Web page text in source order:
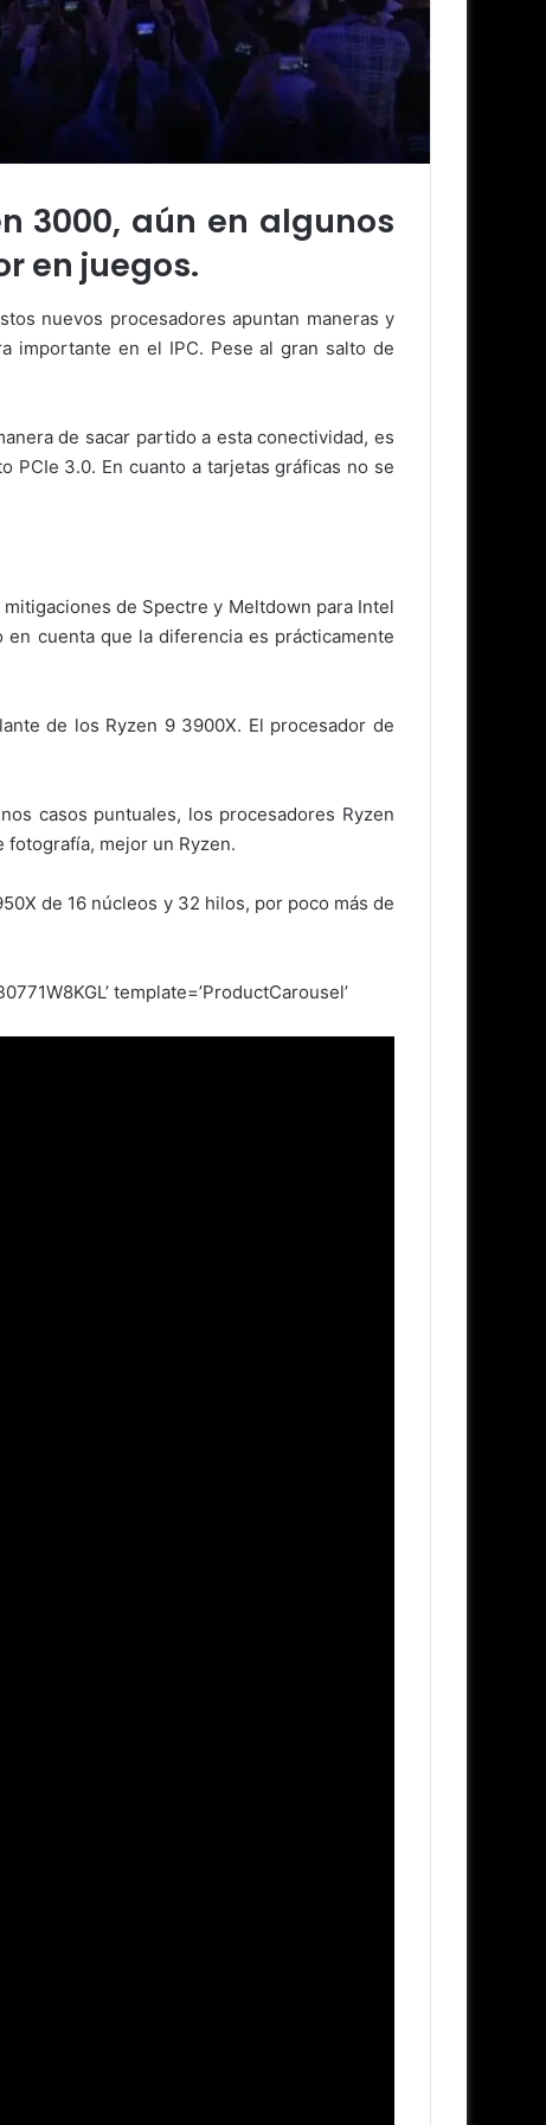
3000, aún en algunos
en juegos.
nuevos procesadores apuntan maneras y
importante en el IPC. Pese al gran salto de
de sacar partido a esta conectividad, es
PCIe 3.0. En cuanto a tarjetas gráficas no se
de Spectre y Meltdown para Intel
cuenta que la diferencia es prácticamente
de los Ryzen 9 3900X. El procesador de
casos puntuales, los procesadores Ryzen
mejor un Ryzen.
de 16 núcleos y 32 hilos, por poco más de
template=’ProductCarousel’